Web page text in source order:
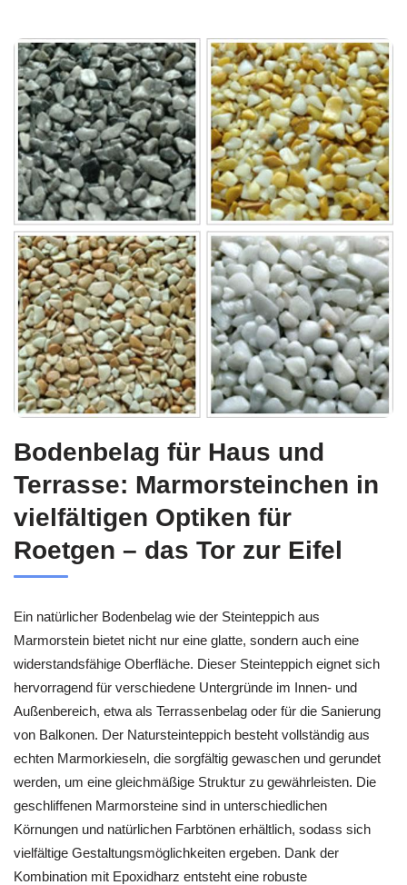
Bodenbelag für Haus und
Terrasse: Marmorsteinchen in
vielfältigen Optiken für
Roetgen – das Tor zur Eifel
Ein natürlicher Bodenbelag wie der Steinteppich aus
Marmorstein bietet nicht nur eine glatte, sondern auch eine
widerstandsfähige Oberfläche. Dieser Steinteppich eignet sich
hervorragend für verschiedene Untergründe im Innen- und
Außenbereich, etwa als Terrassenbelag oder für die Sanierung
von Balkonen. Der Natursteinteppich besteht vollständig aus
echten Marmorkieseln, die sorgfältig gewaschen und gerundet
werden, um eine gleichmäßige Struktur zu gewährleisten. Die
geschliffenen Marmorsteine sind in unterschiedlichen
Körnungen und natürlichen Farbtönen erhältlich, sodass sich
vielfältige Gestaltungsmöglichkeiten ergeben. Dank der
Kombination mit Epoxidharz entsteht eine robuste